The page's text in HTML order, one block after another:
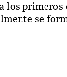
los primeros
se